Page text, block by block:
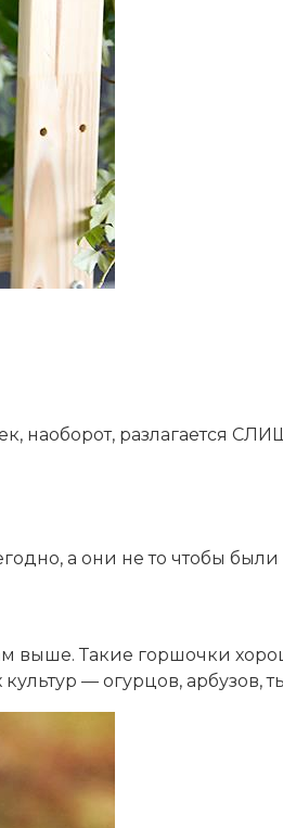
наоборот, разлагается
а они не то чтобы
выше. Такие горшочки
— огурцов, арбузов,